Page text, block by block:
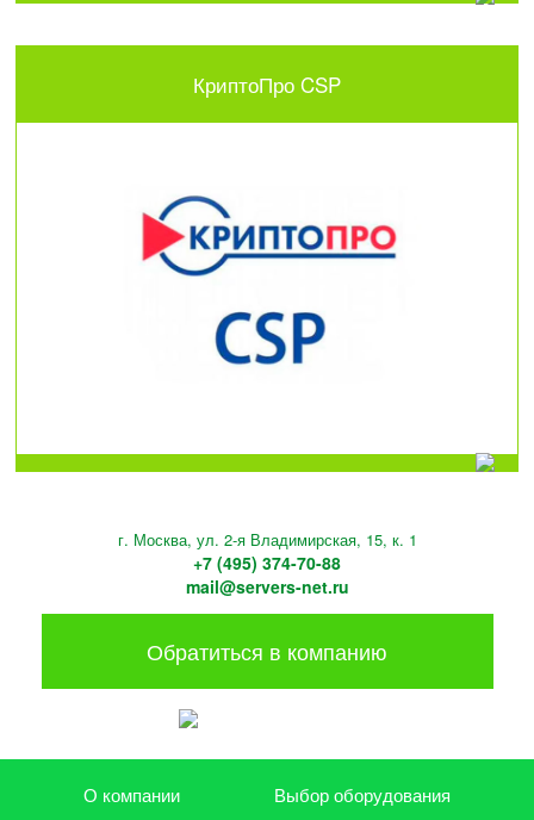
КриптоПро CSP
г. Москва, ул. 2-я Владимирская, 15, к. 1
+7 (495) 374-70-88
mail@servers-net.ru
Обратиться в компанию
О компании
Выбор оборудования